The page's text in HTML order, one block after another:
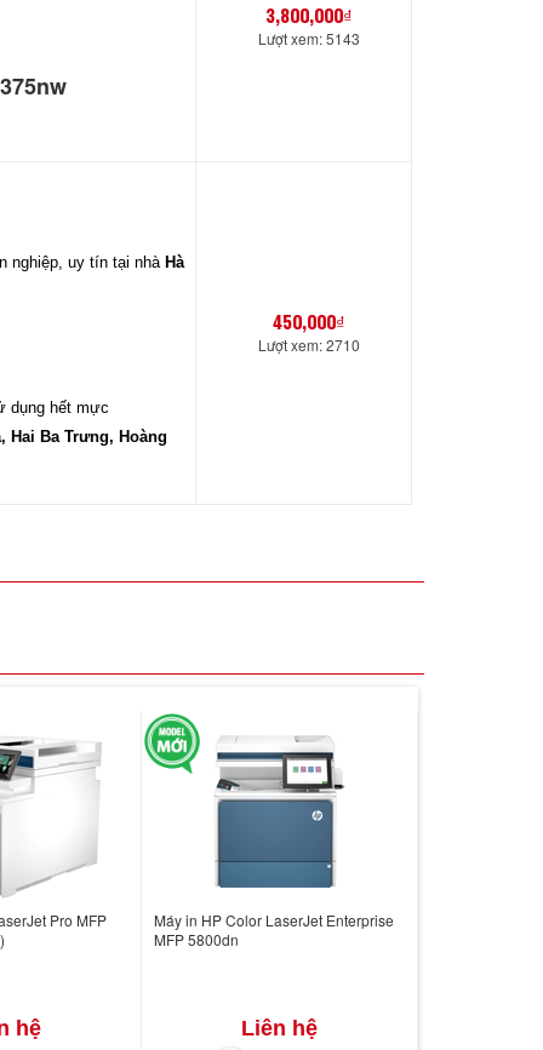
375nw
3,800,000₫
Lượt xem: 5143
nghiệp, uy tín tại nhà Hà
dụng hết mực
Hai Ba Trưng, Hoàng
450,000₫
Lượt xem: 2710
Pro MFP
hệ
Máy in HP Color LaserJet Enterprise
MFP 5800dn
Liên hệ